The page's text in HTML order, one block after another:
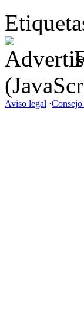
Aviso legal ·